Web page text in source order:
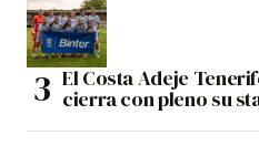
El Costa Adeje
cierra con pleno su